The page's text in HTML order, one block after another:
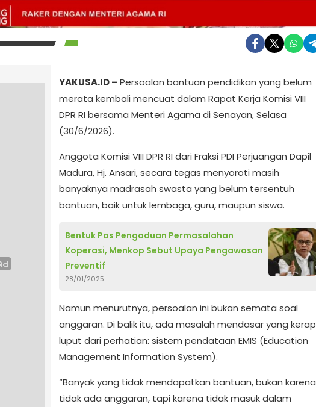
YAKUSA.ID – Persoalan bantuan pendidikan yang belum
merata kembali mencuat dalam Rapat Kerja Komisi VIII
DPR RI bersama Menteri Agama di Senayan, Selasa
(30/6/2026).
Anggota Komisi VIII DPR RI dari Fraksi PDI Perjuangan Dapil
Madura, Hj. Ansari, secara tegas menyoroti masih
banyaknya madrasah swasta yang belum tersentuh
bantuan, baik untuk lembaga, guru, maupun siswa.
Bentuk Pos Pengaduan Permasalahan
Koperasi, Menkop Sebut Upaya Pengawasan
Preventif
28/01/2025
Namun menurutnya, persoalan ini bukan semata soal
anggaran. Di balik itu, ada masalah mendasar yang kerap
luput dari perhatian: sistem pendataan EMIS (Education
Management Information System).
“Banyak yang tidak mendapatkan bantuan, bukan karena
tidak ada anggaran, tapi karena tidak masuk dalam